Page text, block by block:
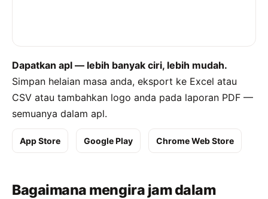
Dapatkan apl — lebih banyak ciri, lebih mudah.
Simpan helaian masa anda, eksport ke Excel atau
CSV atau tambahkan logo anda pada laporan PDF —
semuanya dalam apl.
App Store Google Play Chrome Web Store
Bagaimana mengira jam dalam